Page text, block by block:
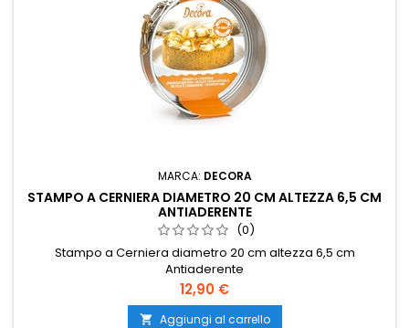
MARCA: DECORA
STAMPO A CERNIERA DIAMETRO 20 CM ALTEZZA 6,5 CM
ANTIADERENTE
(0)
Stampo a Cerniera diametro 20 cm altezza 6,5 cm
Antiaderente
Prezzo
12,90 €
 Aggiungi al carrello